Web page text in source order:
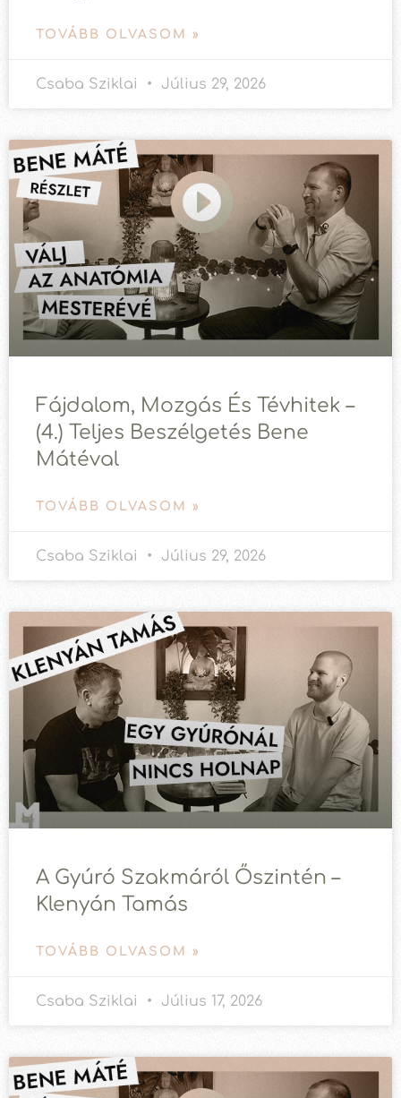
TOVÁBB OLVASOM »
Csaba Sziklai Július 29, 2026
Fájdalom, Mozgás És Tévhitek –
(4.) Teljes Beszélgetés Bene
Mátéval
TOVÁBB OLVASOM »
Csaba Sziklai Július 29, 2026
A Gyúró Szakmáról Őszintén –
Klenyán Tamás
TOVÁBB OLVASOM »
Csaba Sziklai Július 17, 2026